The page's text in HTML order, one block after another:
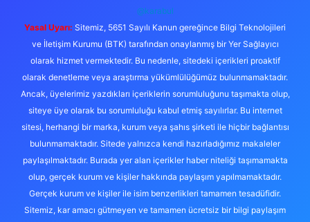
@karabul
Yasal Uyarı: Sitemiz, 5651 Sayılı Kanun gereğince Bilgi Teknolojileri
ve İletişim Kurumu (BTK) tarafından onaylanmış bir Yer Sağlayıcı
olarak hizmet vermektedir. Bu nedenle, sitedeki içerikleri proaktif
olarak denetleme veya araştırma yükümlülüğümüz bulunmamaktadır.
Ancak, üyelerimiz yazdıkları içeriklerin sorumluluğunu taşımakta olup,
siteye üye olarak bu sorumluluğu kabul etmiş sayılırlar. Bu internet
sitesi, herhangi bir marka, kurum veya şahıs şirketi ile hiçbir bağlantısı
bulunmamaktadır. Sitede yalnızca kendi hazırladığımız makaleler
paylaşılmaktadır. Burada yer alan içerikler haber niteliği taşımamakta
olup, gerçek kurum ve kişiler hakkında paylaşım yapılmamaktadır.
Gerçek kurum ve kişiler ile isim benzerlikleri tamamen tesadüfidir.
Sitemiz, kar amacı gütmeyen ve tamamen ücretsiz bir bilgi paylaşım